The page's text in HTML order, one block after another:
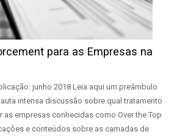
para as Empresas na
junho 2018 Leia aqui um preâmbulo
intensa discussão sobre qual tratamento
as empresas conhecidas como Over the Top
e conteúdos sobre as camadas de